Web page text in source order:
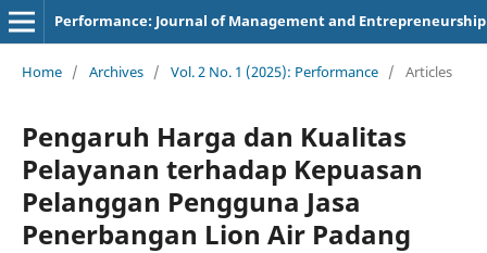
Performance: Journal of Management and Entrepreneurship
Home / Archives / Vol. 2 No. 1 (2025): Performance / Articles
Pengaruh Harga dan Kualitas
Pelayanan terhadap Kepuasan
Pelanggan Pengguna Jasa
Penerbangan Lion Air Padang